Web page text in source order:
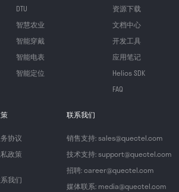
DTU
智慧农业
智能穿戴
智能电表
智能定位
资源下载
文档中心
开发工具
应用笔记
Helios SDK
FAQ
协议
政策
我们
联系我们
销售支持: sales@quectel.com
技术支持: support@quectel.com
招聘: career@quectel.com
媒体联系: media@quectel.com